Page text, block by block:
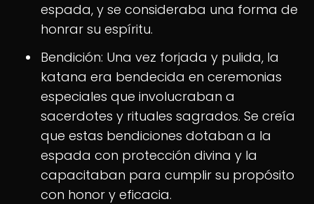
espada, y se consideraba una forma de
honrar su espíritu.
Bendición: Una vez forjada y pulida, la
katana era bendecida en ceremonias
especiales que involucraban a
sacerdotes y rituales sagrados. Se creía
que estas bendiciones dotaban a la
espada con protección divina y la
capacitaban para cumplir su propósito
con honor y eficacia.